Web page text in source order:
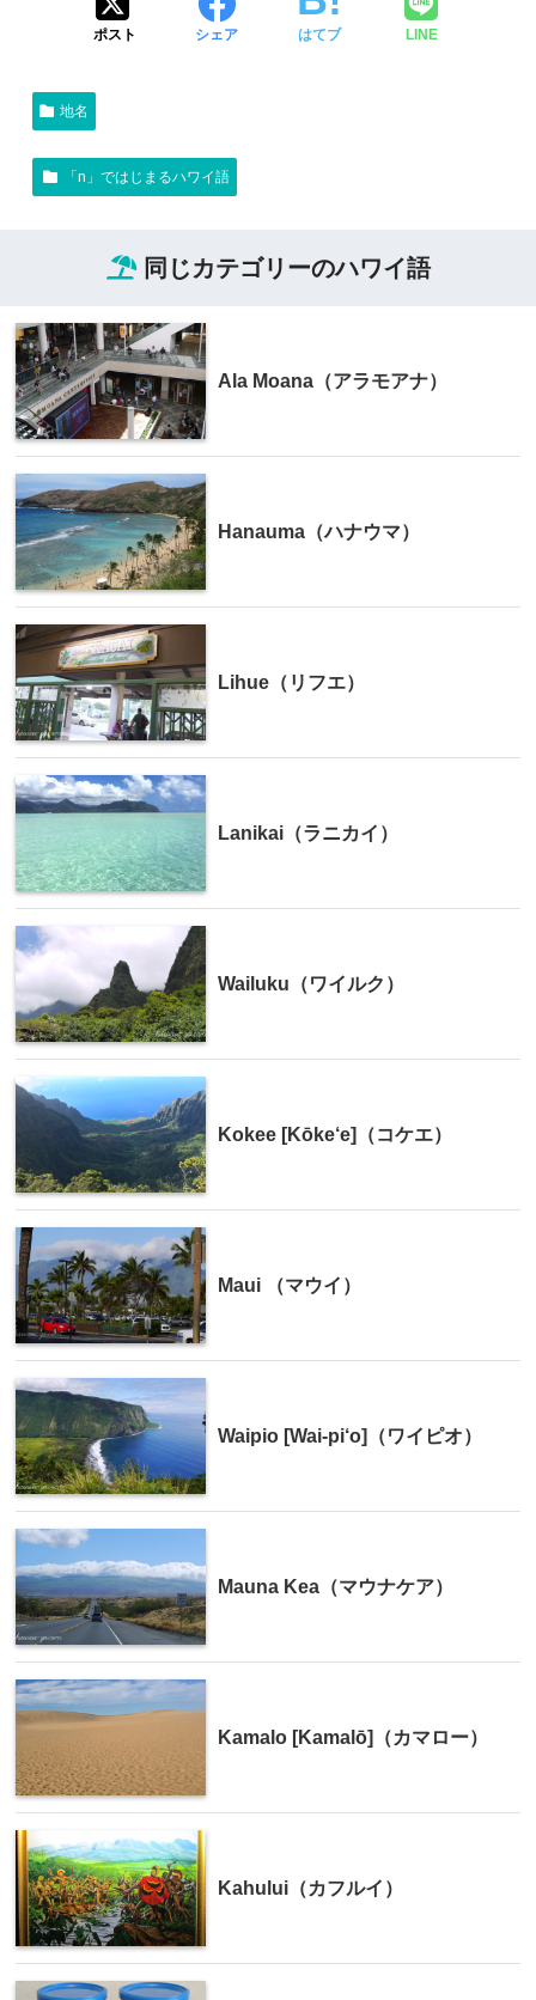
ポスト シェア はてブ LINE
地名
「n」ではじまるハワイ語
同じカテゴリーのハワイ語
Ala Moana（アラモアナ）
Hanauma（ハナウマ）
Lihue（リフエ）
Lanikai（ラニカイ）
Wailuku（ワイルク）
Kokee [Kōke‘e]（コケエ）
Maui （マウイ）
Waipio [Wai-pi‘o]（ワイピオ）
Mauna Kea（マウナケア）
Kamalo [Kamalō]（カマロー）
Kahului（カフルイ）